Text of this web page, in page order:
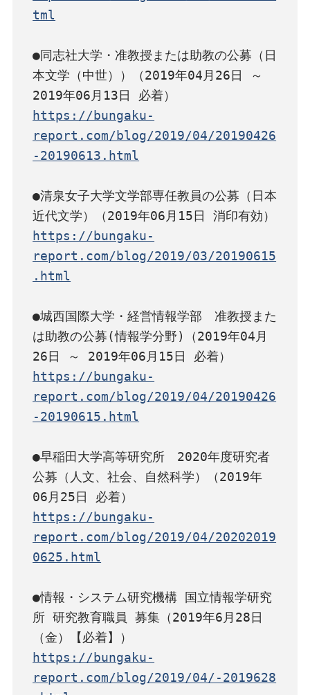
tml
●同志社大学・准教授または助教の公募（日
本文学（中世））（2019年04月26日 ～
https://bungaku-
report.com/blog/2019/04/20190426
-20190613.html
●清泉女子大学文学部専任教員の公募（日本
https://bungaku-
report.com/blog/2019/03/20190615
.html
●城西国際大学・経営情報学部　准教授また
は助教の公募(情報学分野)（2019年04月
https://bungaku-
report.com/blog/2019/04/20190426
-20190615.html
●早稲田大学高等研究所　2020年度研究者
公募（人文、社会、自然科学）（2019年
https://bungaku-
report.com/blog/2019/04/20202019
0625.html
●情報・システム研究機構 国立情報学研究
所 研究教育職員 募集（2019年6月28日
https://bungaku-
report.com/blog/2019/04/-2019628